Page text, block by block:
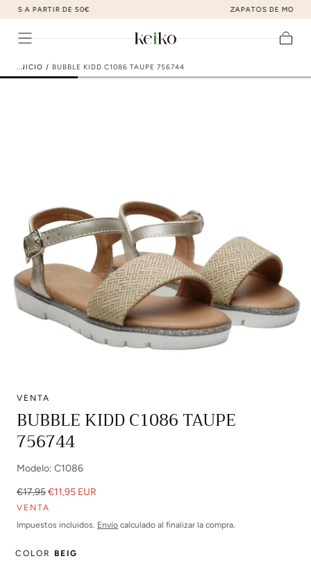
ir al contenido
ZAPATOS DE MODA AL MEJOR PRECIO
multimedia
en
modal
INICIO / BUBBLE KIDD C1086 TAUPE 756744
VENTA
BUBBLE KIDD C1086 TAUPE
756744
Modelo: C1086
Precio
regular
€17,95Precio
de
venta
€11,95 EUR
VENTA
Impuestos incluidos. Envío calculado al finalizar la compra.
COLOR BEIG